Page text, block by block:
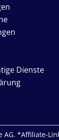
Dienste
AG. *Affiliate-